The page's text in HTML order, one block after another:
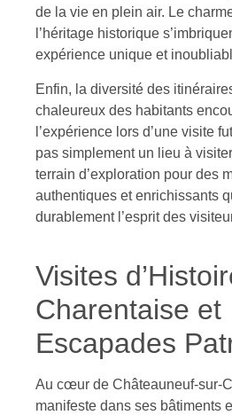
de la vie en plein air. Le
l’héritage historique
expérience unique et
Enfin, la diversité des
chaleureux des habitants
l’expérience lors d’une visite
pas simplement un lieu à
terrain d’exploration pour des
authentiques et enrichissants
durablement l’esprit des
Visites
Charentaise et
Escapades
Au cœur de Châteauneuf-sur-
manifeste dans ses bâtiments